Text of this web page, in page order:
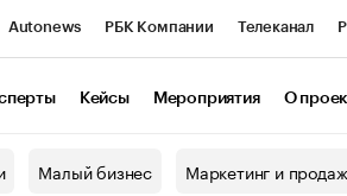
Autonews РБК Компании Телеканал
Кейсы Мероприятия О
Малый бизнес Маркетинг и